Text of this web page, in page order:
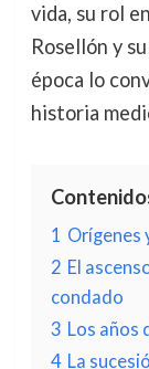
vida, su rol
Rosellón y
época lo
historia
1 Orígenes
2 El
condado
3 Los años
4 La